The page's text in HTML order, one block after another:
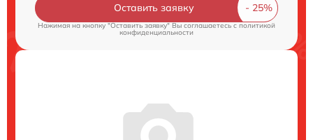
Оставить заявку
Нажимая на кнопку "Оставить заявку" Вы соглашаетесь cполитикой
конфиденциальности